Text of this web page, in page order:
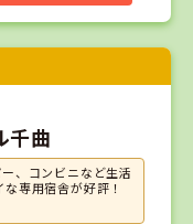
千曲
、コンビニなど生活
専用宿舎が好評！